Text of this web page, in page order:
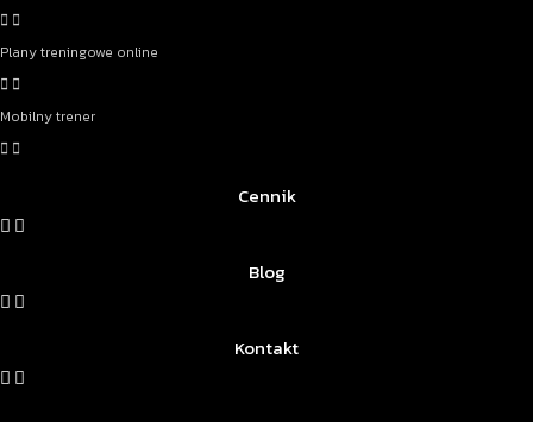
Plany treningowe online
Mobilny trener
Cennik
Blog
Kontakt